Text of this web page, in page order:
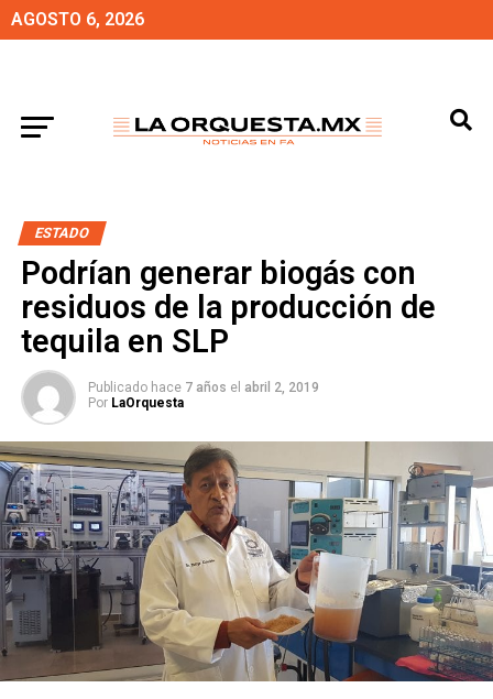
AGOSTO 6, 2026
ESTADO
Podrían generar biogás con
residuos de la producción de
tequila en SLP
Publicado hace 7 años el abril 2, 2019
Por LaOrquesta